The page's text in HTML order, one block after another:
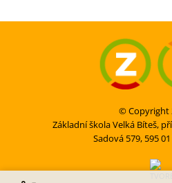
© Copyright
Základní škola Velká Bíteš,
Sadová 579, 595